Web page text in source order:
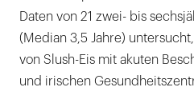
Daten von 21 zwei- bis
(Median 3,5 Jahre)
von Slush-Eis mit akuten
und irischen